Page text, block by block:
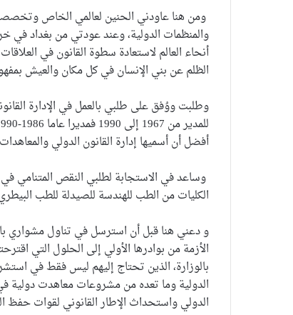
ومن هنا عاودني الحنين لعالمي الخاص
أنحاء العالم لاستعادة سطوة القانون في
الظلم عن بني الإنسان في كل مكان والعيش
وطلبت ووُفق على طلبي بالعمل في الإدارة
أفضل أن أسميها إدارة القانون الدولي
وساعد في الاستجابة لطلبي النقص المتنامي
الكليات من الطب للهندسة للصيدلة للطب
و دعني هنا قبل أن استرسل في تناول مشواري
الأزمة من بوادرها الأولي إلى الحلول التي
بالوزارة، الذين تحتاج إليهم ليس فقط في
الدولية وما تعده من مشروعات معاهدت دولية
الدولي واستحداث الإطار القانوني لقوات حفظ